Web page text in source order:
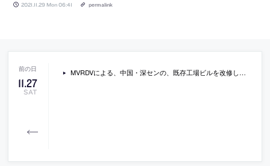
2021.11.29 Mon 06:41 permalink
11.27
SAT
MVRDVによる、中国・深センの、既存工場ビルを改修したオフィス「アイデア・ファクトリー」。建物の歴史的痕跡を示すコンクリートフレームの外観を特徴とし、地上階から屋上に繋がる公共階段を設置することで、屋上を活動空間として地域にも開放